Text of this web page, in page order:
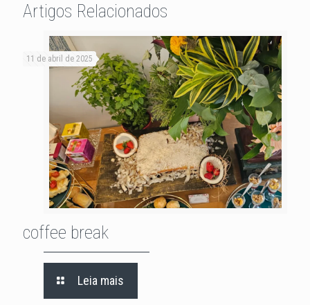
Artigos Relacionados
11 de abril de 2025
coffee break
Leia mais